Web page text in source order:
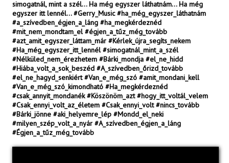
simogatnál, mint a szél... Ha még egyszer láthatnám... Ha még
egyszer itt lennél... #Gerry_Music #ha_még_egyszer_láthatnám
#a_szívedben_égjen_a_láng #ha_megkérdeznéd
#mit_nem_mondtam_el #égjen_a_tűz_még_tovább
#azt_amit_egyszer_láttam_már #Kérlek_újra_segíts_nekem
#Ha_még_egyszer_itt_lennél #simogatnál_mint_a_szél
#Nélküled_nem_érezhetem #Bárki_mondja #el_ne_hidd
#Hiába_volt_a_sok_beszéd #A_szívedben_őrizd_tovább
#el_ne_hagyd_senkiért #Van_e_még_szó #amit_mondani_kell
#Van_e_még_szó_kimondható #Ha_megkérdeznéd
#csak_annyit_mondanék #Köszönöm_azt #hogy_itt_voltál_velem
#Csak_ennyi_volt_az_életem #Csak_ennyi_volt #nincs_tovább
#Bárki_jönne #aki_helyemre_lép #Mondd_el_neki
#milyen_szép_volt_a_nyár #A_szívedben_égjen_a_láng
#Égjen_a_tűz_még_tovább